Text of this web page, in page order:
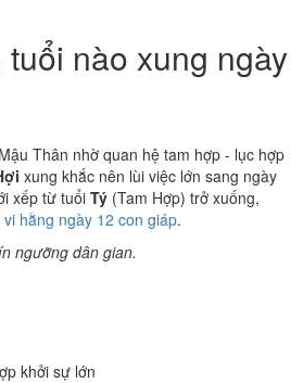
nào xung ngày
Thân nhờ quan hệ tam hợp - lục hợp
xung khắc nên lùi việc lớn sang ngày
xếp từ tuổi Tý (Tam Hợp) trở xuống,
hằng ngày 12 con giáp.
ngưỡng dân gian.
khởi sự lớn